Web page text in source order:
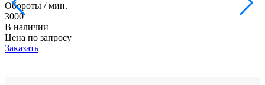
Обороты / мин.
3000
В наличии
Цена по запросу
Заказать